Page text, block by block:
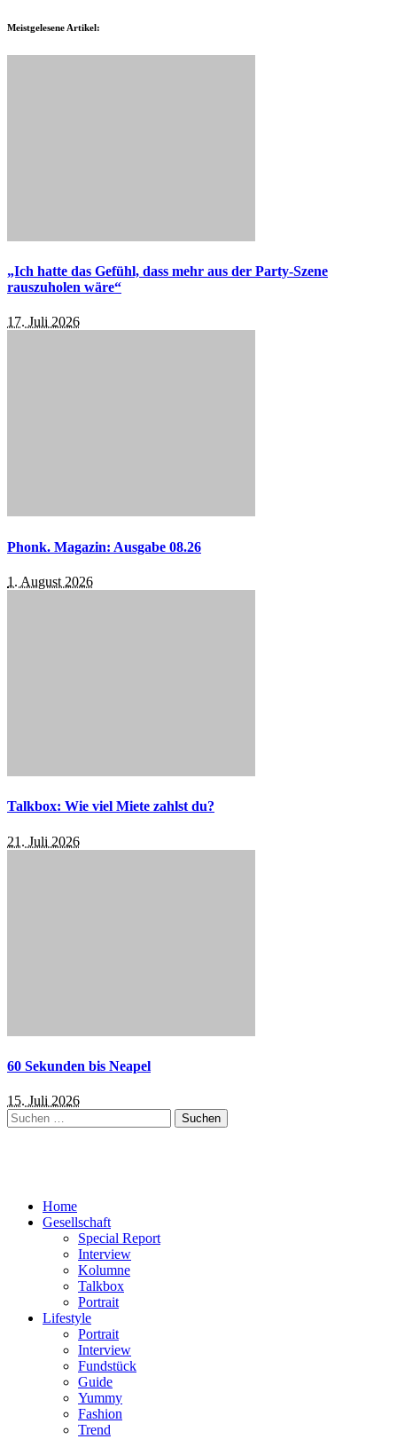
Meistgelesene Artikel:
„Ich hatte das Gefühl, dass mehr aus der Party-Szene
rauszuholen wäre“
17. Juli 2026
Phonk. Magazin: Ausgabe 08.26
1. August 2026
Talkbox: Wie viel Miete zahlst du?
21. Juli 2026
60 Sekunden bis Neapel
15. Juli 2026
Suchen
nach:
Home
Gesellschaft
Special Report
Interview
Kolumne
Talkbox
Portrait
Lifestyle
Portrait
Interview
Fundstück
Guide
Yummy
Fashion
Trend